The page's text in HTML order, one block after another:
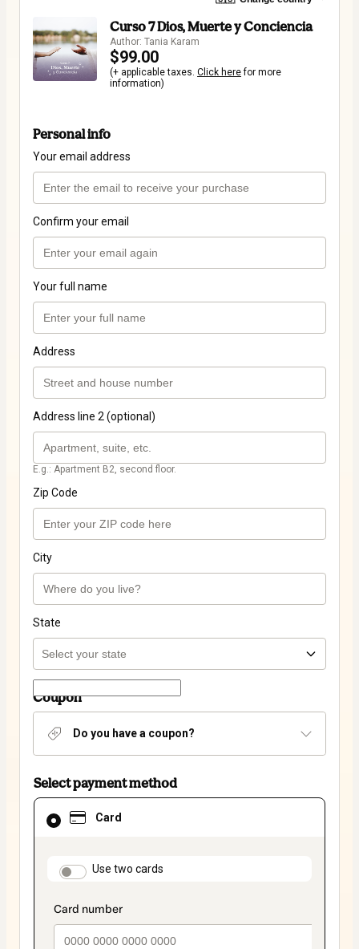
Curso 7 Dios, Muerte y Conciencia
Author: Tania Karam
$99.00
(+ applicable taxes. Click herefor more
information)
Personal info
Your email address
Confirm your email
Your full name
Address
Address line 2 (optional)
E.g.: Apartment B2, second floor.
Zip Code
City
State
Coupon
Do you have a coupon?
Select payment method
Card
payment_data.section_title_v2
Use two cards
Card
selected
method